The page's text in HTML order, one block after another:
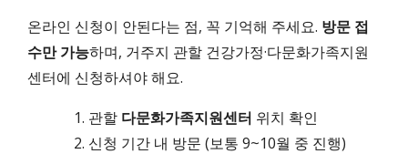
온라인 신청이 안된다는 점, 꼭 기억해 주세요. 방문 접
수만 가능하며, 거주지 관할 건강가정·다문화가족지원
센터에 신청하셔야 해요.
관할 다문화가족지원센터 위치 확인
신청 기간 내 방문 (보통 9~10월 중 진행)